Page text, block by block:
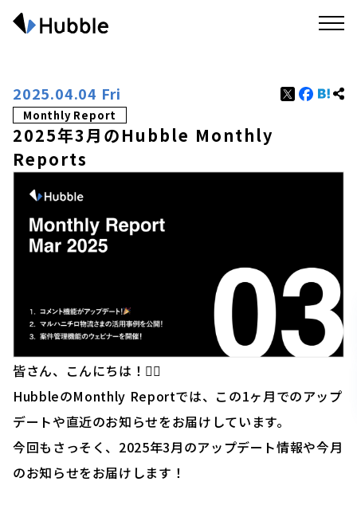
2025.04.04 Fri
Monthly Report
2025年3月のHubble Monthly
Reports
皆さん、こんにちは！🙋‍♂️
HubbleのMonthly Reportでは、この1ヶ月でのアップ
デートや直近のお知らせをお届けしています。
今回もさっそく、2025年3月のアップデート情報や今月
のお知らせをお届けします！